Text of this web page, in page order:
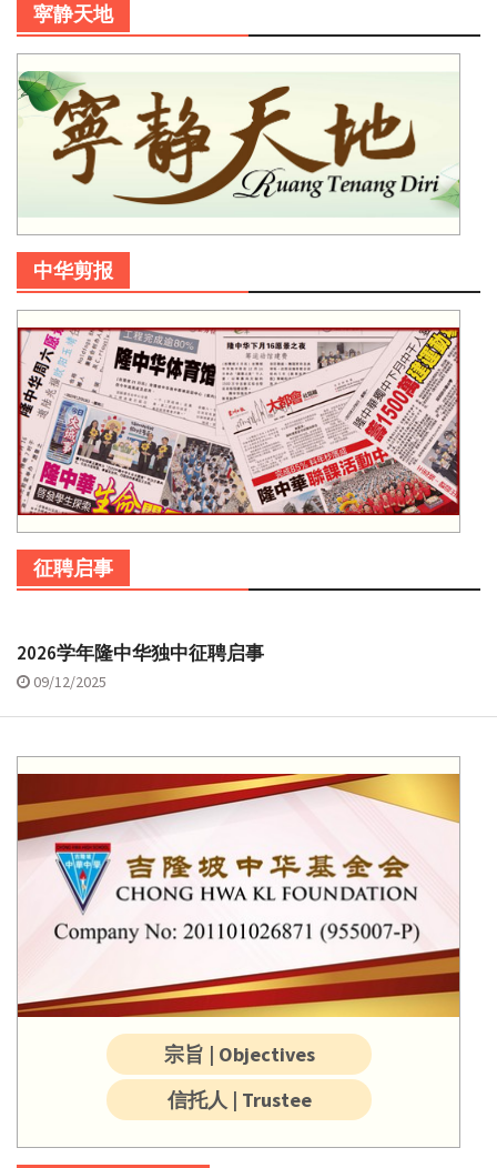
寜静天地
中华剪报
征聘启事
2026学年隆中华独中征聘启事
09/12/2025
宗旨 | Objectives
信托人 | Trustee